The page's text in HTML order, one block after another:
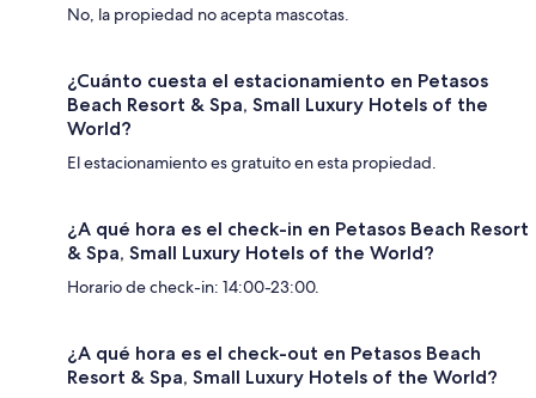
No, la propiedad no acepta mascotas.
¿Cuánto cuesta el estacionamiento en Petasos
Beach Resort & Spa, Small Luxury Hotels of the
World?
El estacionamiento es gratuito en esta propiedad.
¿A qué hora es el check-in en Petasos Beach Resort
& Spa, Small Luxury Hotels of the World?
Horario de check-in: 14:00-23:00.
¿A qué hora es el check-out en Petasos Beach
Resort & Spa, Small Luxury Hotels of the World?